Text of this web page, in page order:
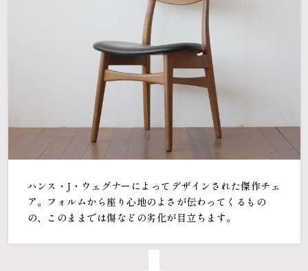
ハンス・J・ウェグナーによってデザインされた傑作チェ
ア。フォルムから座り心地のよさが伝わってくるもの
の、このままでは傷などの劣化が目立ちます。